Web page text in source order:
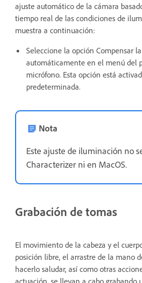
ajuste automático de la cámara
tiempo real de las condiciones de
muestra a continuación:
Seleccione la opción Compensar
automáticamente en el menú del
micrófono. Esta opción está
predeterminada.
Nota
Este ajuste de iluminación no
Characterizer ni en MacOS.
Grabación de tomas
El movimiento de la cabeza y el
posición libre, el arrastre de la mano
hacerlo saludar, así como otras
actuación, se llevan a cabo grabando